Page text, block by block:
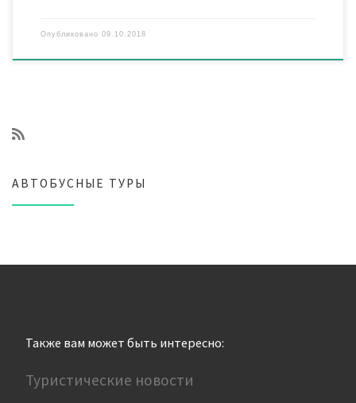
Опубликовано 09.10.2018
АВТОБУСНЫЕ ТУРЫ
Также вам может быть интересно:
Туристические новости